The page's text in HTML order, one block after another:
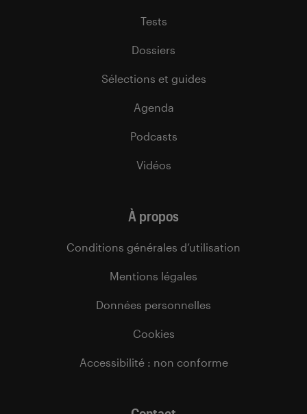
Tests
Dossiers
Sélections et guides
Agenda
Podcasts
Vidéos
À propos
Conditions générales d’utilisation
Mentions légales
Données personnelles
Cookies
Accessibilité : non conforme